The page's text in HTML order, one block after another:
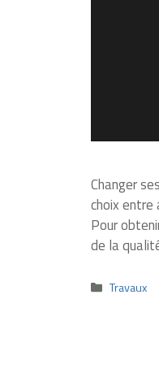
Changer
choix entre
Pour
de la
Catégories
Travaux